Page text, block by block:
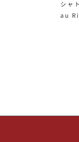
シャ
au
c フ